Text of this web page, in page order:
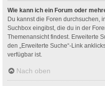
Wie kann ich ein Forum oder
Du kannst die Foren durchsuchen,
Suchbox eingibst, die du in der
Themenansicht findest. Erweiterte
den „Erweiterte Suche“-Link
verfügbar ist.
Nach oben